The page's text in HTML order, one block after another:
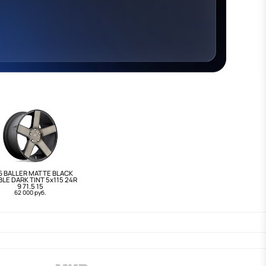
BALLER MATTE BLACK
DARK TINT 5x115 24R
9 71.5 15
62 000 руб.